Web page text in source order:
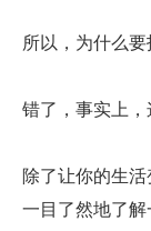
所以，为什么
错了，事实上，
除了让你的生
一目了然地了